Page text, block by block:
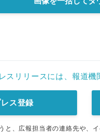
スリリースには、報道機
ス登録
と、広報担当者の連絡先や、